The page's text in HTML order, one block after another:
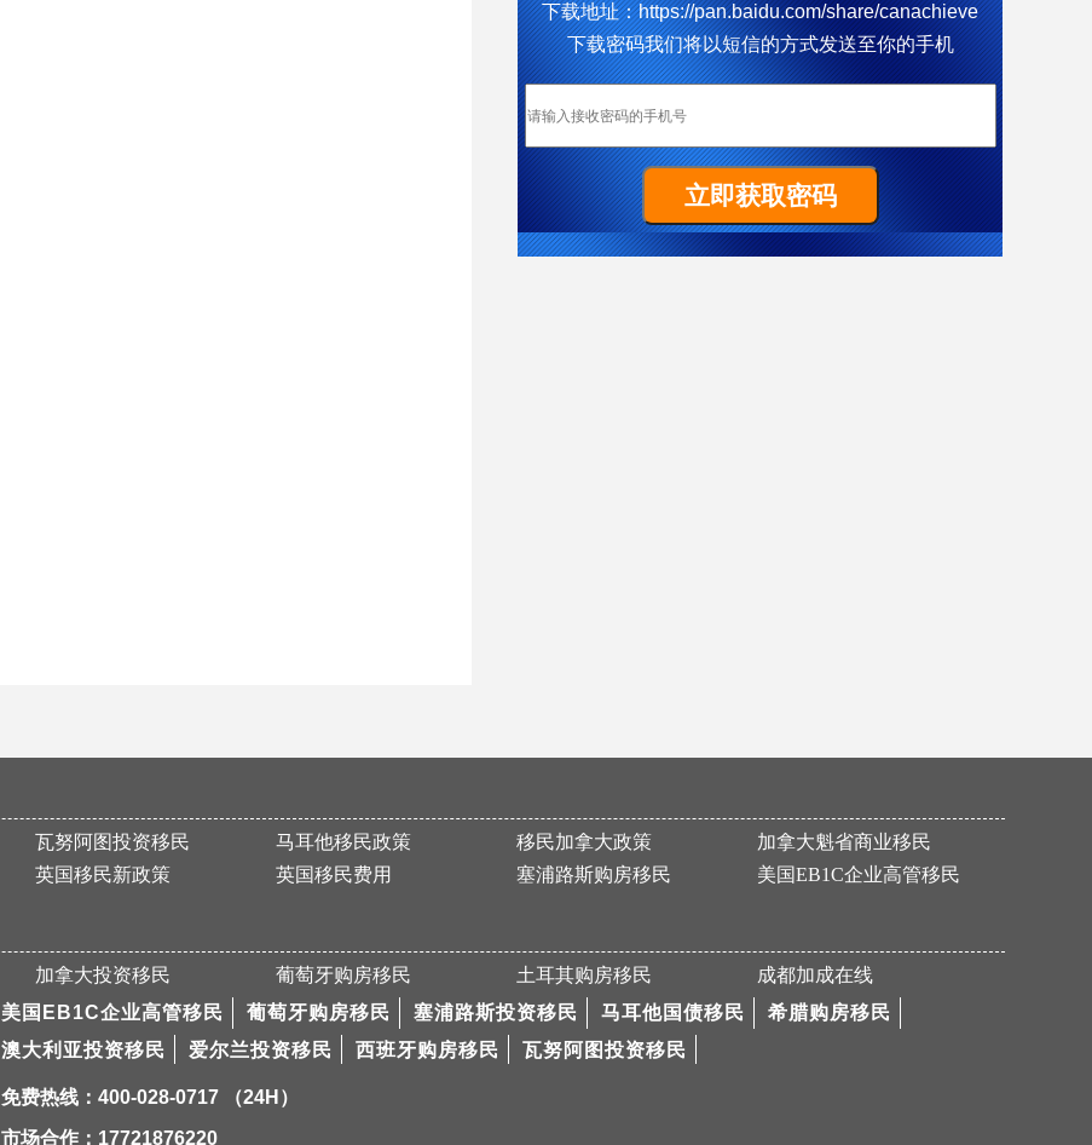
W先生终于成功获批188C 签证，实现了移民澳洲的愿望。
恭喜成都加成移民重庆客户W女士全家喜获匈牙利yj居留卡！
祝贺G女士186雇主担保签证（PR）顺利获批
置业移民塞浦路斯，当“地主”拿dj欧盟身份
热烈恭喜L女士澳洲186雇主担保技术移民项目获批
恭喜M先生美国EB-5申请顺利通过I526！
祝贺L女士186雇主担保签证（PR）顺利获批
热烈恭喜R先生马耳他国债移民成功获批
Z先生美国EB-5的I-526申请通过！
Y女士圣基茨护照成功获批！
移民塞浦路斯！一步到位快速拿欧盟护照
下载地址：https://pan.baidu.com/share/canachieve
下载密码我们将以短信的方式发送至你的手机
瓦努阿图投资移民 马耳他移民政策 移民加拿大政策
加拿大魁省商业移民
英国移民新政策 英国移民费用 塞浦路斯购房移民 美国EB1C企业高管移民
加拿大投资移民 葡萄牙购房移民 土耳其购房移民
成都加成在线
美国EB1C企业高管移民
葡萄牙购房移民 塞浦路斯投资移民 马耳他国债移民
希腊购房移民
澳大利亚投资移民
爱尔兰投资移民 西班牙购房移民 瓦努阿图投资移民
免费热线：400-028-0717 （24H）
市场合作：17721876220